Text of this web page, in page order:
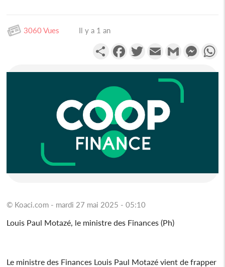
3060 Vues Il y a 1 an
PartagerFacebookTwitterEmail Gmail
© Koaci.com - mardi 27 mai 2025 - 05:10
Louis Paul Motazé, le ministre des Finances (Ph)
Le ministre des Finances Louis Paul Motazé vient de frapper